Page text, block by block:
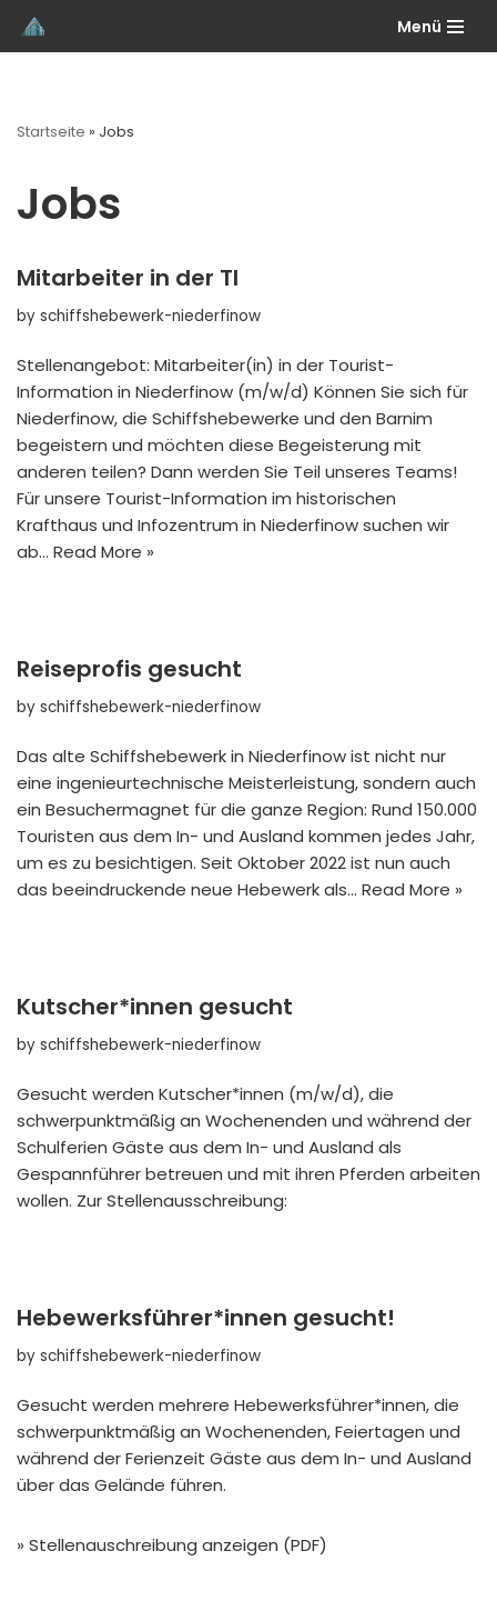
Skip
Menü
Startseite » Jobs
Jobs
Mitarbeiter in der TI
by schiffshebewerk-niederfinow
Stellenangebot: Mitarbeiter(in) in der Tourist-
Information in Niederfinow (m/w/d) Können Sie sich für
Niederfinow, die Schiffshebewerke und den Barnim
begeistern und möchten diese Begeisterung mit
anderen teilen? Dann werden Sie Teil unseres Teams!
Für unsere Tourist-Information im historischen
Krafthaus und Infozentrum in Niederfinow suchen wir
ab… Read More »
Reiseprofis gesucht
by schiffshebewerk-niederfinow
Das alte Schiffshebewerk in Niederfinow ist nicht nur
eine ingenieurtechnische Meisterleistung, sondern auch
ein Besuchermagnet für die ganze Region: Rund 150.000
Touristen aus dem In- und Ausland kommen jedes Jahr,
um es zu besichtigen. Seit Oktober 2022 ist nun auch
das beeindruckende neue Hebewerk als… Read More »
Kutscher*innen gesucht
by schiffshebewerk-niederfinow
Gesucht werden Kutscher*innen (m/w/d), die
schwerpunktmäßig an Wochenenden und während der
Schulferien Gäste aus dem In- und Ausland als
Gespannführer betreuen und mit ihren Pferden arbeiten
wollen. Zur Stellenausschreibung:
Hebewerksführer*innen gesucht!
by schiffshebewerk-niederfinow
Gesucht werden mehrere Hebewerksführer*innen, die
schwerpunktmäßig an Wochenenden, Feiertagen und
während der Ferienzeit Gäste aus dem In- und Ausland
über das Gelände führen.
» Stellenauschreibung anzeigen (PDF)